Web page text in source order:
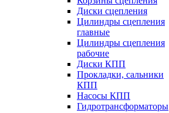
Диски сцепления
Цилиндры сцепления
главные
Цилиндры сцепления
рабочие
Диски КПП
Прокладки, сальники
КПП
Насосы КПП
Гидротрансформаторы